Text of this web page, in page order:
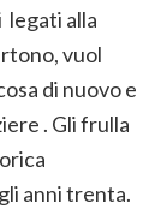
legati alla
vuol
di nuovo e
. Gli frulla
anni trenta.